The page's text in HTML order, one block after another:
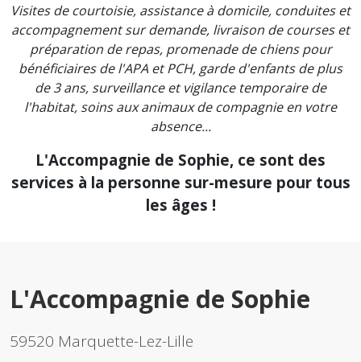
Visites de courtoisie, assistance à domicile, conduites et
accompagnement sur demande, livraison de courses et
préparation de repas, promenade de chiens pour
bénéficiaires de l'APA et PCH, garde d'enfants de plus
de 3 ans, surveillance et vigilance temporaire de
l'habitat, soins aux animaux de compagnie en votre
absence...
L'Accompagnie de Sophie, ce sont des
services à la personne sur-mesure pour tous
les âges !
L'Accompagnie de Sophie
59520 Marquette-Lez-Lille